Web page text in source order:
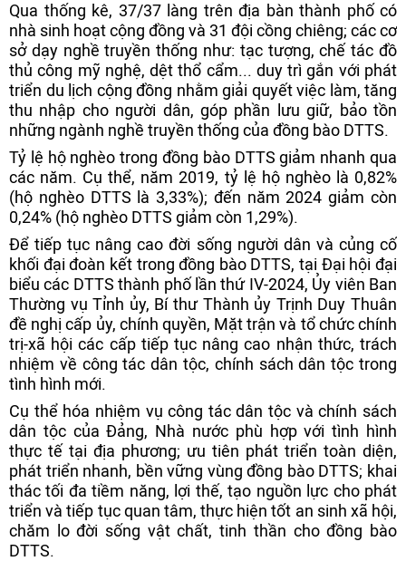
Qua thống kê, 37/37 làng trên địa bàn thành phố có
nhà sinh hoạt cộng đồng và 31 đội cồng chiêng; các cơ
sở dạy nghề truyền thống như: tạc tượng, chế tác đồ
thủ công mỹ nghệ, dệt thổ cẩm... duy trì gắn với phát
triển du lịch cộng đồng nhằm giải quyết việc làm, tăng
thu nhập cho người dân, góp phần lưu giữ, bảo tồn
những ngành nghề truyền thống của đồng bào DTTS.
Tỷ lệ hộ nghèo trong đồng bào DTTS giảm nhanh qua
các năm. Cụ thể, năm 2019, tỷ lệ hộ nghèo là 0,82%
(hộ nghèo DTTS là 3,33%); đến năm 2024 giảm còn
0,24% (hộ nghèo DTTS giảm còn 1,29%).
Để tiếp tục nâng cao đời sống người dân và củng cố
khối đại đoàn kết trong đồng bào DTTS, tại Đại hội đại
biểu các DTTS thành phố lần thứ IV-2024, Ủy viên Ban
Thường vụ Tỉnh ủy, Bí thư Thành ủy Trịnh Duy Thuân
đề nghị cấp ủy, chính quyền, Mặt trận và tổ chức chính
trị-xã hội các cấp tiếp tục nâng cao nhận thức, trách
nhiệm về công tác dân tộc, chính sách dân tộc trong
tình hình mới.
Cụ thể hóa nhiệm vụ công tác dân tộc và chính sách
dân tộc của Đảng, Nhà nước phù hợp với tình hình
thực tế tại địa phương; ưu tiên phát triển toàn diện,
phát triển nhanh, bền vững vùng đồng bào DTTS; khai
thác tối đa tiềm năng, lợi thế, tạo nguồn lực cho phát
triển và tiếp tục quan tâm, thực hiện tốt an sinh xã hội,
chăm lo đời sống vật chất, tinh thần cho đồng bào
DTTS.